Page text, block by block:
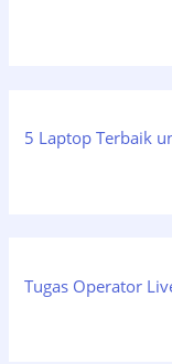
5 Laptop Terbaik
Tugas Operator